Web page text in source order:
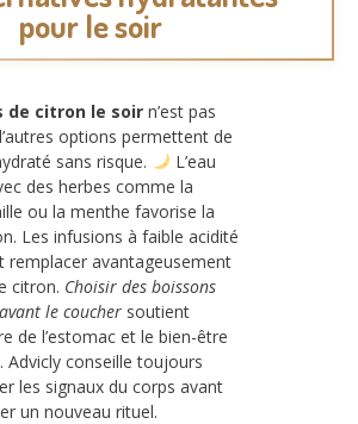
pour le soir
de citron le soir n’est pas
options permettent de
sans risque.
L’eau
des herbes comme la
ou la menthe favorise la
Les infusions à faible acidité
remplacer avantageusement
citron. Choisir des boissons
le coucher soutient
de l’estomac et le bien-être
Advicly conseille toujours
les signaux du corps avant
un nouveau rituel.